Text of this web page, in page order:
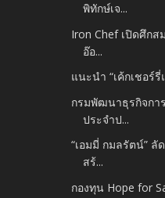
พิทักษ์เจ...
Iron Chef เปิดศึกส
อ๊อ...
แนะนำ “เค้กเชอร์
กรมพัฒนาธุรกิจกา
ประจำป...
“เอมมี่ กมลรัตน์” ลั
สร้...
กองทุน Hope for